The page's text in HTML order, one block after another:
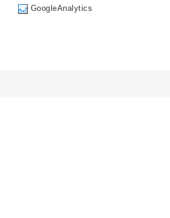
GoogleAnalytics